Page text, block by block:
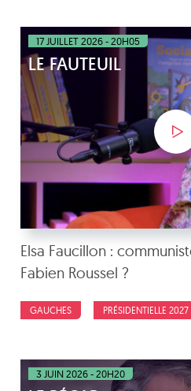
17 JUILLET 2026 - 20H05
LE FAUTEUIL
Elsa Faucillon :
Fabien Roussel ?
GAUCHES PRÉSIDENTIELLE 2027
3 JUIN 2026 - 20H20